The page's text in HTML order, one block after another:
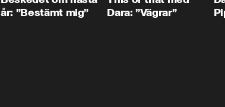
år: ”Bestämt mig”
Dara: ”Vägrar”